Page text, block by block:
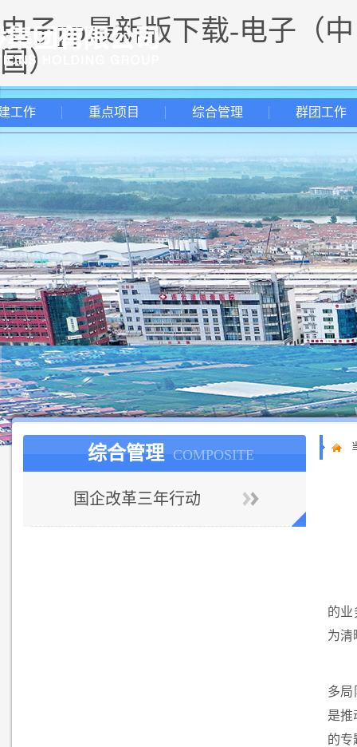
电子pp最新版下载-电子（中
国）
工作 重点项目 综合管理 群团工作
综合管理 COMPOSITE
国企改革三年行动
的业
为清
多局
是推
的专